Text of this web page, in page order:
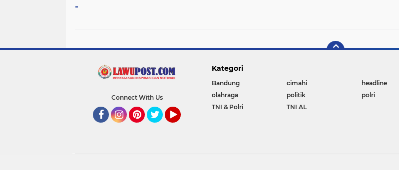
-
Connect With Us
Kategori
Bandung cimahi headline
olahraga
politik polri
TNI & Polri
TNI AL